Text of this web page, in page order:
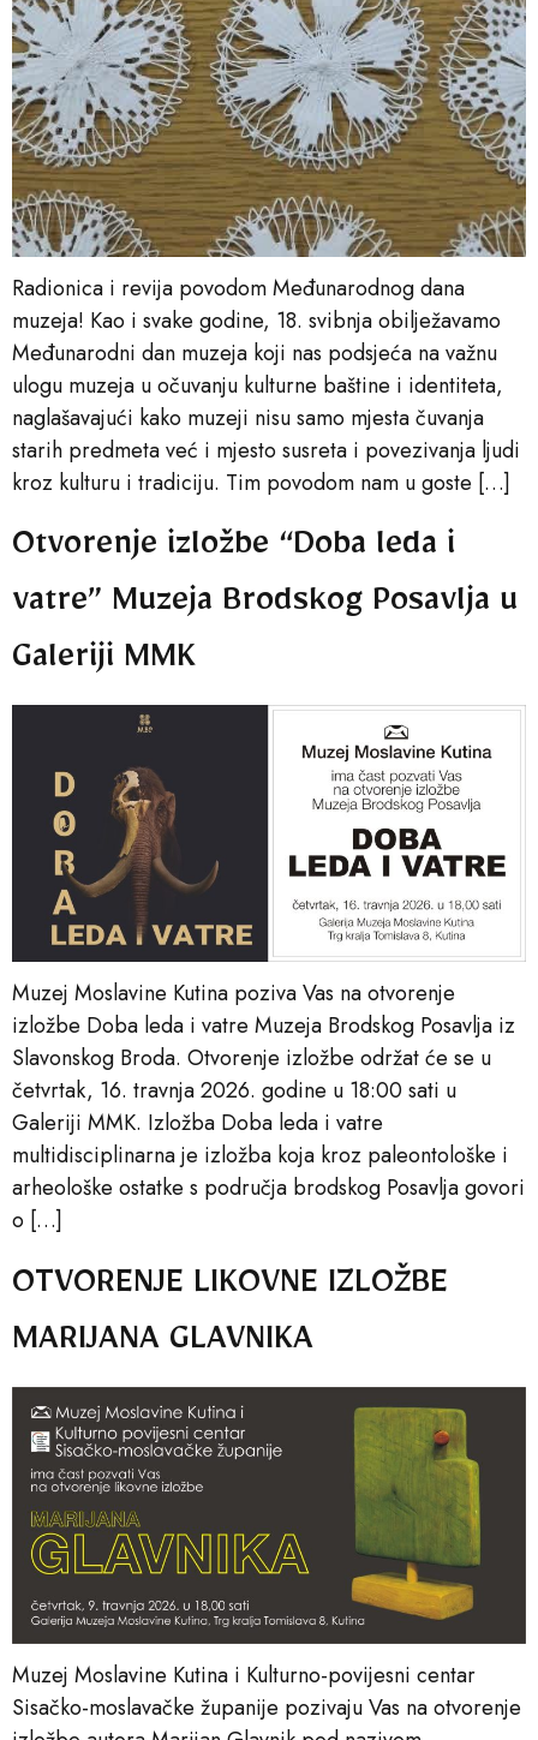
Radionica i revija povodom Međunarodnog dana
muzeja! Kao i svake godine, 18. svibnja obilježavamo
Međunarodni dan muzeja koji nas podsjeća na važnu
ulogu muzeja u očuvanju kulturne baštine i identiteta,
naglašavajući kako muzeji nisu samo mjesta čuvanja
starih predmeta već i mjesto susreta i povezivanja ljudi
kroz kulturu i tradiciju. Tim povodom nam u goste […]
Otvorenje izložbe “Doba leda i
vatre” Muzeja Brodskog Posavlja u
Galeriji MMK
Muzej Moslavine Kutina poziva Vas na otvorenje
izložbe Doba leda i vatre Muzeja Brodskog Posavlja iz
Slavonskog Broda. Otvorenje izložbe održat će se u
četvrtak, 16. travnja 2026. godine u 18:00 sati u
Galeriji MMK. Izložba Doba leda i vatre
multidisciplinarna je izložba koja kroz paleontološke i
arheološke ostatke s područja brodskog Posavlja govori
o […]
OTVORENJE LIKOVNE IZLOŽBE
MARIJANA GLAVNIKA
Muzej Moslavine Kutina i Kulturno-povijesni centar
Sisačko-moslavačke županije pozivaju Vas na otvorenje